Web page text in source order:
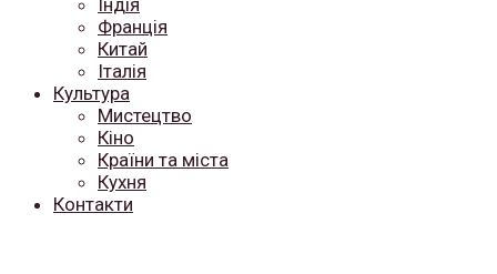
Індія
Франція
Китай
Італія
Культура
Мистецтво
Кіно
Країни та міста
Кухня
Контакти